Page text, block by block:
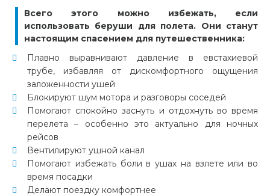
Всего этого можно избежать, если
использовать беруши для полета. Они станут
настоящим спасением для путешественника:
Плавно выравнивают давление в евстахиевой
трубе, избавляя от дискомфортного ощущения
заложенности ушей
Блокируют шум мотора и разговоры соседей
Помогают спокойно заснуть и отдохнуть во время
перелета – особенно это актуально для ночных
рейсов
Вентилируют ушной канал
Помогают избежать боли в ушах на взлете или во
время посадки
Делают поездку комфортнее